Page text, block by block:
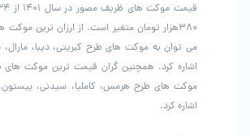
۳۸۰هزار تومان متغیر است. از ارزان ترین
می توان به موکت های طرح کبریتی، دیبا،
اشاره کرد. همچنین گران قیمت ترین موکت های
موکت های طرح هرمس، کاملیا، سیدنی،
اشاره کرد.